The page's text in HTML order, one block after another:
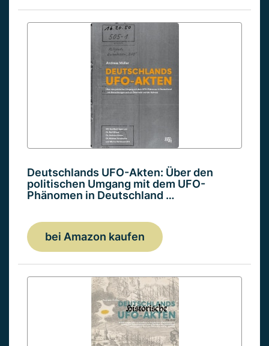
Deutschlands UFO-Akten: Über den
politischen Umgang mit dem UFO-
Phänomen in Deutschland …
bei Amazon kaufen